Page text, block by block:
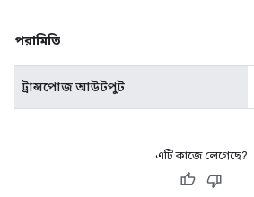
পরামিতি
ট্রান্সপোজ আউটপুট
এটি কাজে লেগেছে?